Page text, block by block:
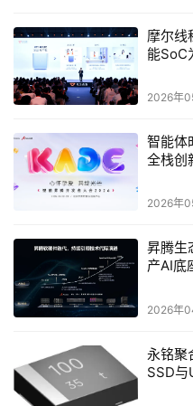
技术指标与商业模式的协
过底层模型优化实现性能
构建护城河，二者分别代
条发展路径。随着Meta、
乎下一代内容生产范式的争
"视频生成的下一个战场将
想，都指向同一个终极
界。在这场技术革命中，
央。
“当MiniMax用10秒1080P
摩尔线
能SoC
2026年
智能体
全栈创
2026年
昇腾生
产AI底
2026年
永铭聚
SSD与